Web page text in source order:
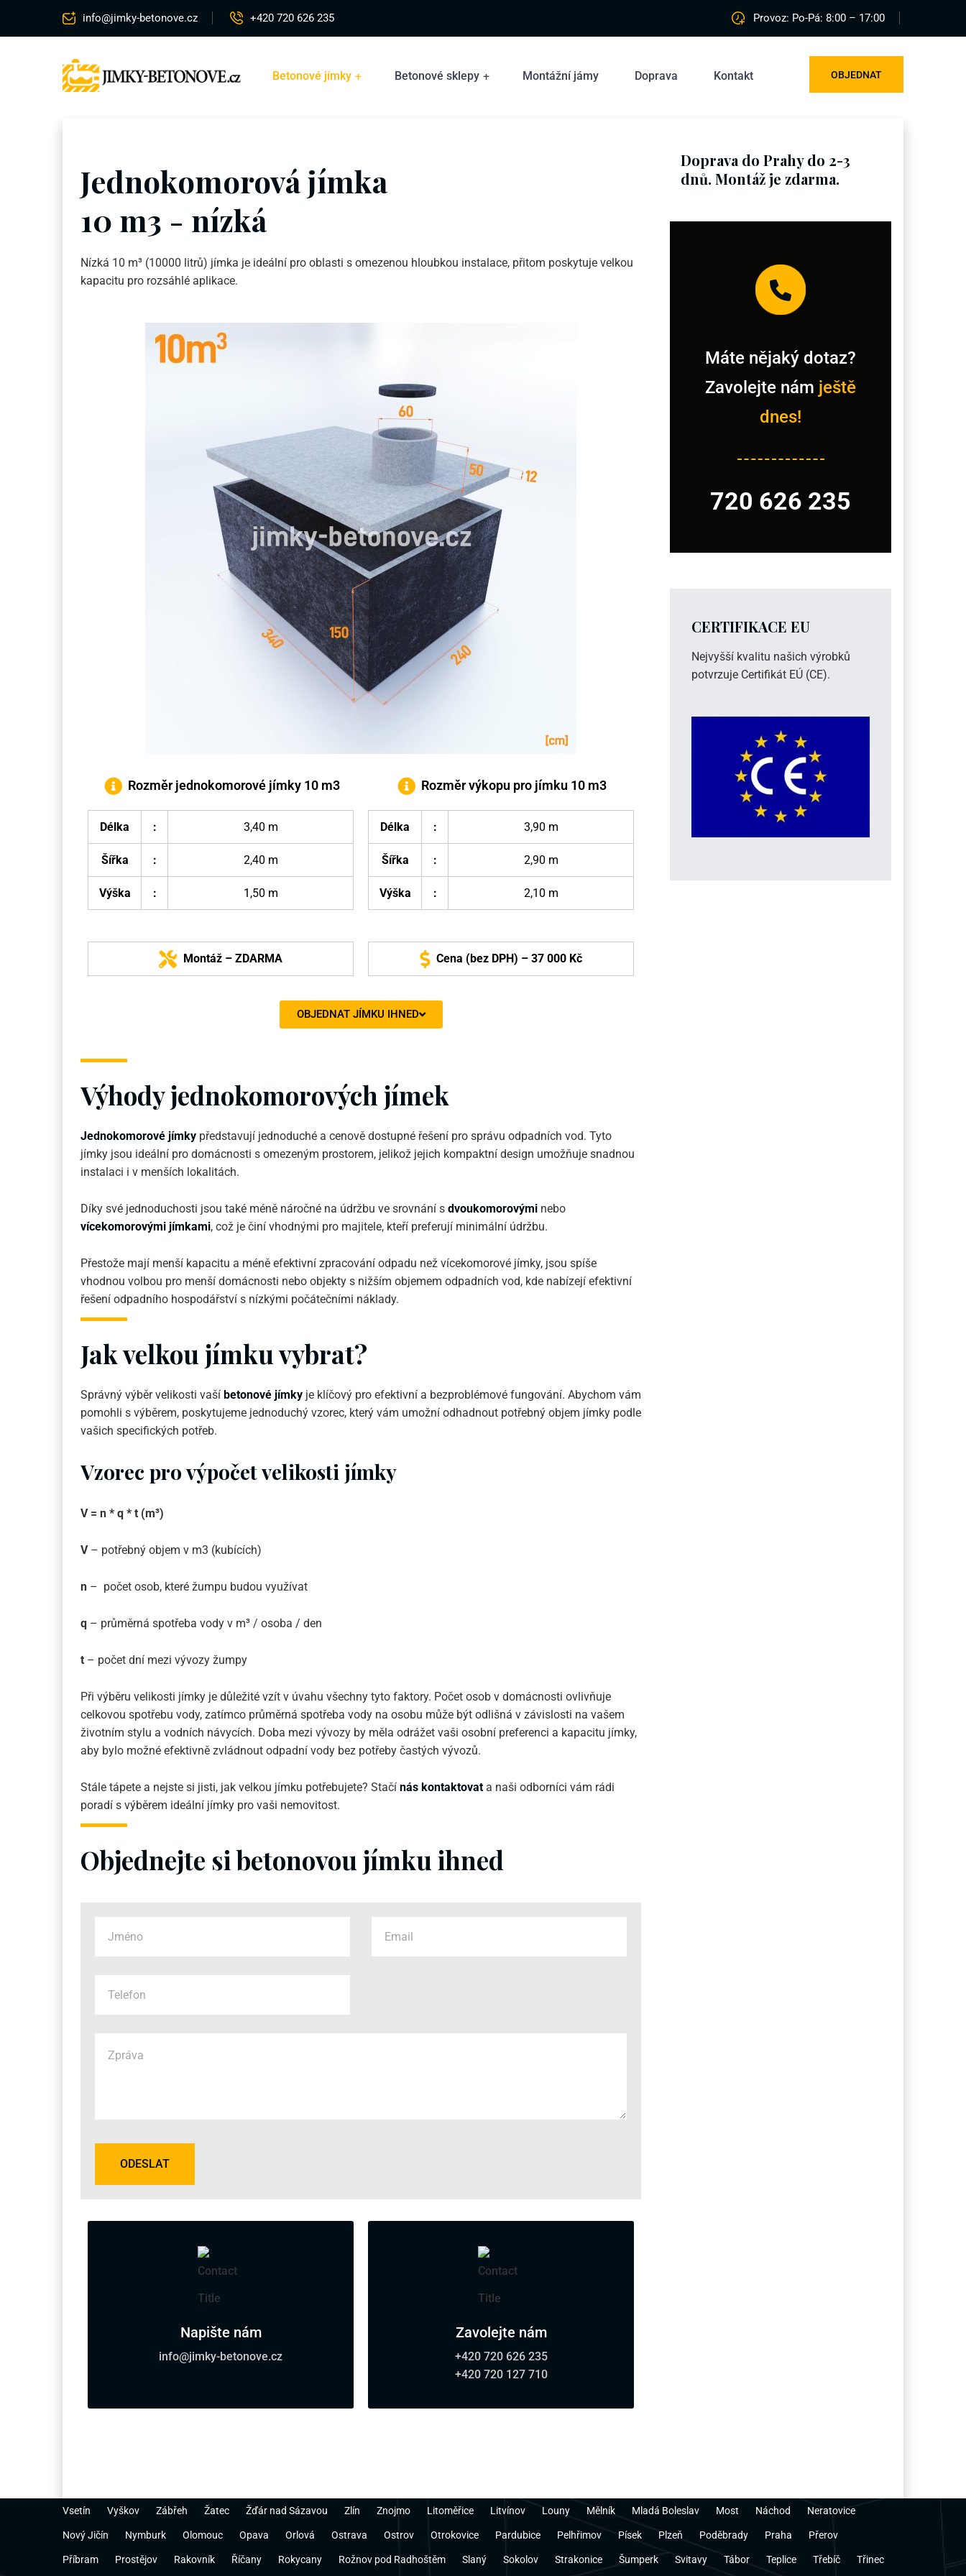
info@jimky-betonove.cz +420 720 626 235 Provoz: Po-Pá: 8:00 – 17:00
Betonové jímky Betonové sklepy Montážní jámy Doprava Kontakt OBJEDNAT
Jednokomorová jímka
10 m3 - nízká
Nízká 10 m³ (10000 litrů) jímka je ideální pro oblasti s omezenou hloubkou instalace, přitom poskytuje velkou
kapacitu pro rozsáhlé aplikace.
Rozměr jednokomorové jímky 10 m3
Délka : 3,40 m
Šířka : 2,40 m
Výška : 1,50 m
Montáž – ZDARMA
Rozměr výkopu pro jímku 10 m3
Délka : 3,90 m
Šířka : 2,90 m
Výška : 2,10 m
Cena (bez DPH) – 37 000 Kč
OBJEDNAT JÍMKU IHNED
Výhody jednokomorových jímek
Jednokomorové jímky představují jednoduché a cenově dostupné řešení pro správu odpadních vod. Tyto
jímky jsou ideální pro domácnosti s omezeným prostorem, jelikož jejich kompaktní design umožňuje snadnou
instalaci i v menších lokalitách.
Díky své jednoduchosti jsou také méně náročné na údržbu ve srovnání s dvoukomorovými nebo
vícekomorovými jímkami, což je činí vhodnými pro majitele, kteří preferují minimální údržbu.
Přestože mají menší kapacitu a méně efektivní zpracování odpadu než vícekomorové jímky, jsou spíše
vhodnou volbou pro menší domácnosti nebo objekty s nižším objemem odpadních vod, kde nabízejí efektivní
řešení odpadního hospodářství s nízkými počátečními náklady.
Jak velkou jímku vybrat?
Správný výběr velikosti vaší betonové jímky je klíčový pro efektivní a bezproblémové fungování. Abychom vám
pomohli s výběrem, poskytujeme jednoduchý vzorec, který vám umožní odhadnout potřebný objem jímky podle
vašich specifických potřeb.
Vzorec pro výpočet velikosti jímky
V = n * q * t (m³)
V – potřebný objem v m3 (kubících)
n – počet osob, které žumpu budou využívat
q – průměrná spotřeba vody v m³ / osoba / den
t – počet dní mezi vývozy žumpy
Při výběru velikosti jímky je důležité vzít v úvahu všechny tyto faktory. Počet osob v domácnosti ovlivňuje
celkovou spotřebu vody, zatímco průměrná spotřeba vody na osobu může být odlišná v závislosti na vašem
životním stylu a vodních návycích. Doba mezi vývozy by měla odrážet vaši osobní preferenci a kapacitu jímky,
aby bylo možné efektivně zvládnout odpadní vody bez potřeby častých vývozů.
Stále tápete a nejste si jisti, jak velkou jímku potřebujete? Stačí nás kontaktovat a naši odborníci vám rádi
poradí s výběrem ideální jímky pro vaši nemovitost.
Objednejte si betonovou jímku ihned
Napište nám
info@jimky-betonove.cz
Zavolejte nám
+420 720 626 235
+420 720 127 710
Doprava do Prahy do 2-3
dnů. Montáž je zdarma.
Máte nějaký dotaz?
Zavolejte nám ještě
dnes!
720 626 235
CERTIFIKACE EU
Nejvyšší kvalitu našich výrobků
potvrzuje Certifikát EÚ (CE).
Vsetín Vyškov Zábřeh Žatec Žďár nad Sázavou Zlín Znojmo Litoměřice Litvínov Louny Mělník Mladá Boleslav Most Náchod Neratovice
Nový Jičín Nymburk Olomouc Opava Orlová Ostrava Ostrov Otrokovice Pardubice Pelhřimov Písek Plzeň Poděbrady Praha Přerov
Příbram Prostějov Rakovník Říčany Rokycany Rožnov pod Radhoštěm Slaný Sokolov Strakonice Šumperk Svitavy Tábor Teplice Třebíč Třinec